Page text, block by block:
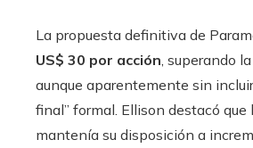
La propuesta definitiva de
US$ 30 por acción, superando
aunque aparentemente sin
final” formal. Ellison destacó que
mantenía su disposición a